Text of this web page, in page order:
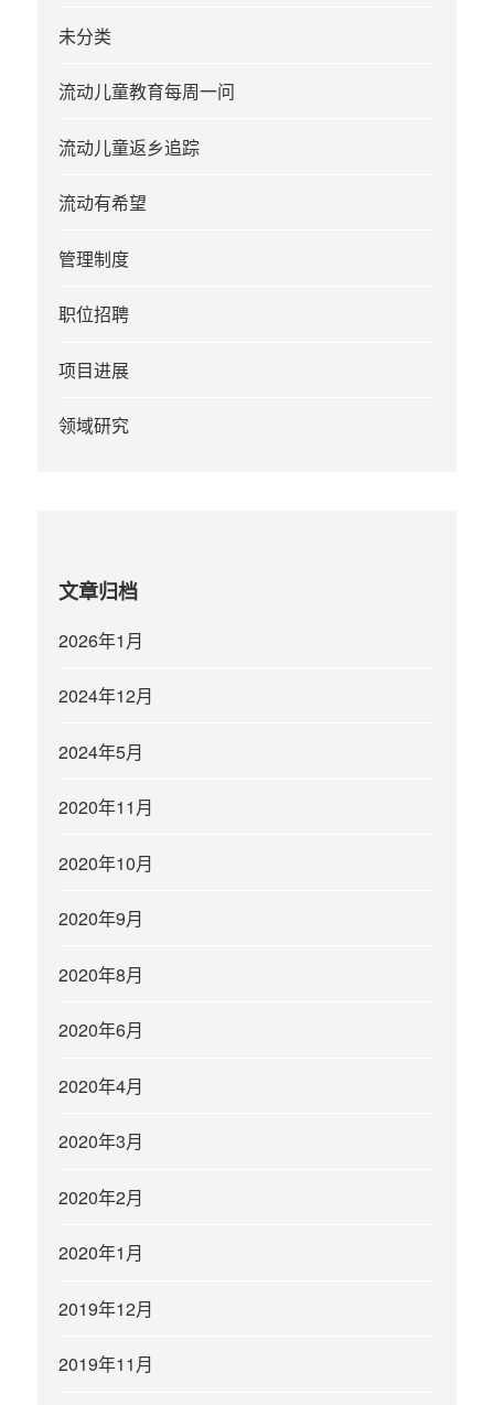
未分类
流动儿童教育每周一问
流动儿童返乡追踪
流动有希望
管理制度
职位招聘
项目进展
领域研究
文章归档
2026年1月
2024年12月
2024年5月
2020年11月
2020年10月
2020年9月
2020年8月
2020年6月
2020年4月
2020年3月
2020年2月
2020年1月
2019年12月
2019年11月